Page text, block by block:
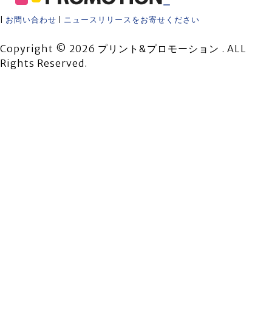
ー
お問い合わせ ニュースリリースをお寄せください
Copyright © 2026 プリント&プロモーション . ALL
Rights Reserved.